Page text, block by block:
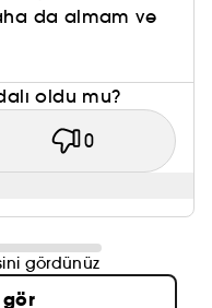
da almam ve
oldu mu?
0
gördünüz
gör